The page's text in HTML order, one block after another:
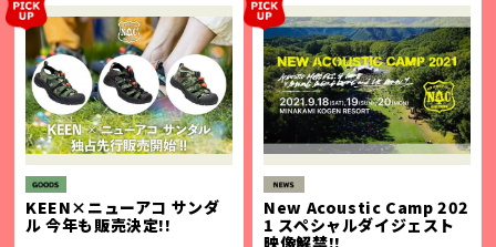
KEEN×ニューアコ サンダ
ル 今年も販売決定!!
New Acoustic Camp 202
1 スペシャルダイジェスト
映像解禁!!